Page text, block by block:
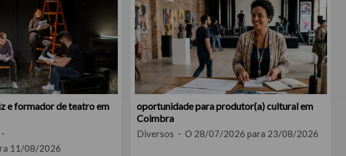
e formador de teatro em
11/08/2026
oportunidade para produtor(a) cultural em
Coimbra
Diversos O 28/07/2026 para 23/08/2026